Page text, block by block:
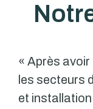
« Après
les secteurs
et